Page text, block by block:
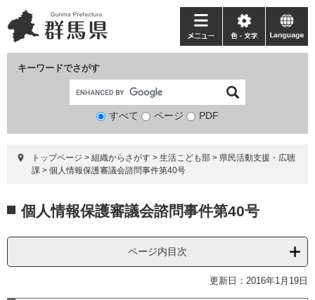
ー
ジ
ニ
ュ
て
キーワードでさがす
検
象
すべて ページ PDF
メ
ニ
ー
色・
文
language
トップページ > 組織からさがす > 生活こども部 > 県民活動支援・広聴
課 > 個人情報保護審議会諮問事件第40号
文 個人情報保護審議会諮問事件第40号
ページ内目次
更新日：2016年1月19日